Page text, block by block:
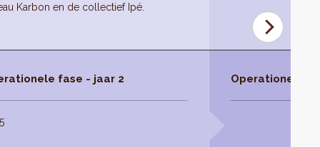
Karbon en de collectief Ipé.
fase - jaar 2 Operationele